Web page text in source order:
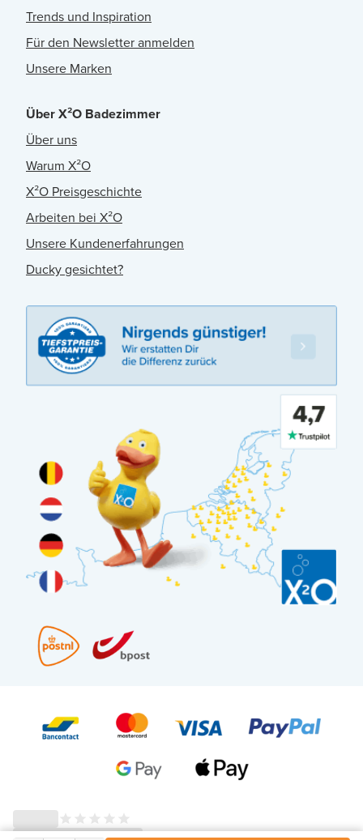
Trends und Inspiration
Für den Newsletter anmelden
Unsere Marken
Über X²O Badezimmer
Über uns
Warum X²O
X²O Preisgeschichte
Arbeiten bei X²O
Unsere Kundenerfahrungen
Ducky gesichtet?